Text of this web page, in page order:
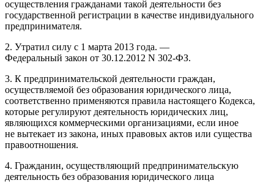
осуществления гражданами такой деятельности без
государственной регистрации в качестве индивидуального
предпринимателя.
2. Утратил силу с 1 марта 2013 года. —
Федеральный закон от 30.12.2012 N 302-ФЗ.
3. К предпринимательской деятельности граждан,
осуществляемой без образования юридического лица,
соответственно применяются правила настоящего Кодекса,
которые регулируют деятельность юридических лиц,
являющихся коммерческими организациями, если иное
не вытекает из закона, иных правовых актов или существа
правоотношения.
4. Гражданин, осуществляющий предпринимательскую
деятельность без образования юридического лица